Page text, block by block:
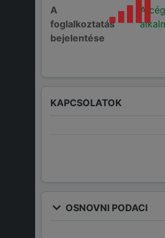
A
foglalkoztatás
bejelentése
A
KAPCSOLATOK
OSNOVNI PODACI